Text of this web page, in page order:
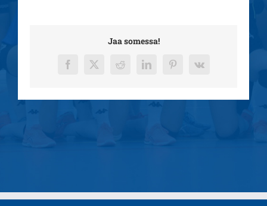
Jaa somessa!
Facebook
X RedditLinkedInPinterest
Vk